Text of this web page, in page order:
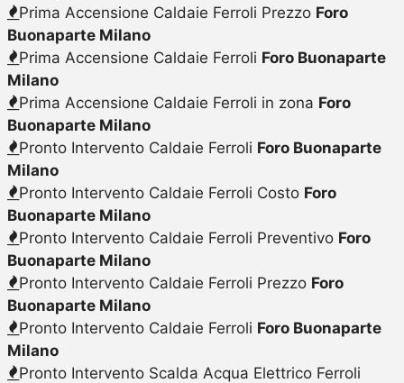
Prima Accensione Caldaie Ferroli Prezzo Foro
Buonaparte Milano
Prima Accensione Caldaie Ferroli Foro Buonaparte
Milano
Prima Accensione Caldaie Ferroli in zona Foro
Buonaparte Milano
Pronto Intervento Caldaie Ferroli Foro Buonaparte
Milano
Pronto Intervento Caldaie Ferroli Costo Foro
Buonaparte Milano
Pronto Intervento Caldaie Ferroli Preventivo Foro
Buonaparte Milano
Pronto Intervento Caldaie Ferroli Prezzo Foro
Buonaparte Milano
Pronto Intervento Caldaie Ferroli Foro Buonaparte
Milano
Pronto Intervento Scalda Acqua Elettrico Ferroli